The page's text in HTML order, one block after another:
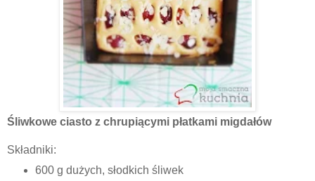
Śliwkowe ciasto z chrupiącymi płatkami migdałów
Składniki:
600 g dużych, słodkich śliwek